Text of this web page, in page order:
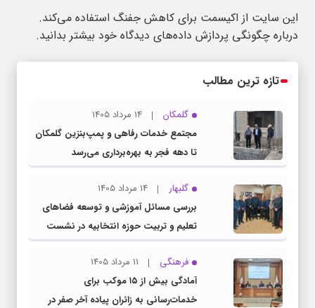
این سایت از اکیسمت برای کاهش جفنگ استفاده می‌کند.
درباره چگونگی پردازش داده‌های دیدگاه خود بیشتر بدانید.
تازه ترین مطالب
گلمکان
14 مرداد 1405
مجتمع خدمات رفاهی و پمپ‌بنزین گلمکان
تا دهه فجر به بهره‌برداری می‌رسد
گلبهار
14 مرداد 1405
بررسی مسائل آموزشی و توسعه فضاهای
تعلیم و تربیت حوزه انتخابیه در نشست
مشترک عضو کمیسیون آموزش مجلس با
مدیرکل آموزش و پرورش خراسان رضوی
فرهنگی
11 مرداد 1405
آمادگی بیش از ۱۵ موکب برای
خدمات‌رسانی به زائران پیاده آخر صفر در